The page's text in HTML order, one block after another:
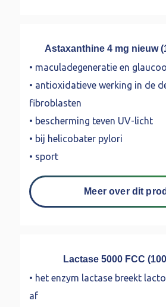
Astaxanthine 4 mg nieuw
• maculadegeneratie en
• antioxidatieve werking in de
fibroblasten
• bescherming teven UV-licht
• bij helicobater pylori
• sport
Meer over dit
Lactase 5000 FCC
• het enzym lactase breekt
af